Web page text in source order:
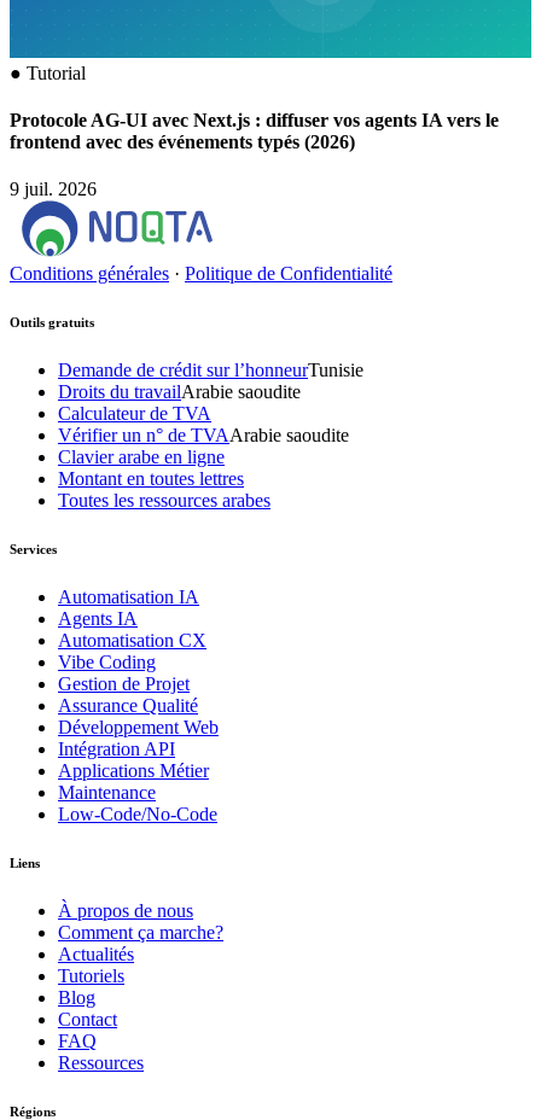
● Tutorial
Protocole AG-UI avec Next.js : diffuser vos agents IA vers le
frontend avec des événements typés (2026)
9 juil. 2026
Conditions générales · Politique de Confidentialité
Outils gratuits
Demande de crédit sur l’honneurTunisie
Droits du travailArabie saoudite
Calculateur de TVA
Vérifier un n° de TVAArabie saoudite
Clavier arabe en ligne
Montant en toutes lettres
Toutes les ressources arabes
Services
Automatisation IA
Agents IA
Automatisation CX
Vibe Coding
Gestion de Projet
Assurance Qualité
Développement Web
Intégration API
Applications Métier
Maintenance
Low-Code/No-Code
Liens
À propos de nous
Comment ça marche?
Actualités
Tutoriels
Blog
Contact
FAQ
Ressources
Régions